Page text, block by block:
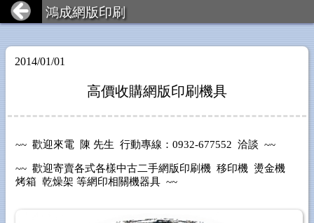
鴻成網版印刷
2014/01/01
高價收購網版印刷機具
~~ 歡迎來電 陳 先生 行動專線：0932-677552 洽談 ~~
~~ 歡迎寄賣各式各樣中古二手網版印刷機 移印機 燙金機
烤箱 乾燥架 等網印相關機器具 ~~